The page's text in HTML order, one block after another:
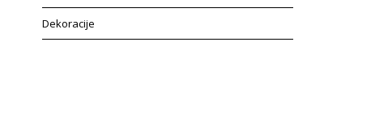
Dekoracije